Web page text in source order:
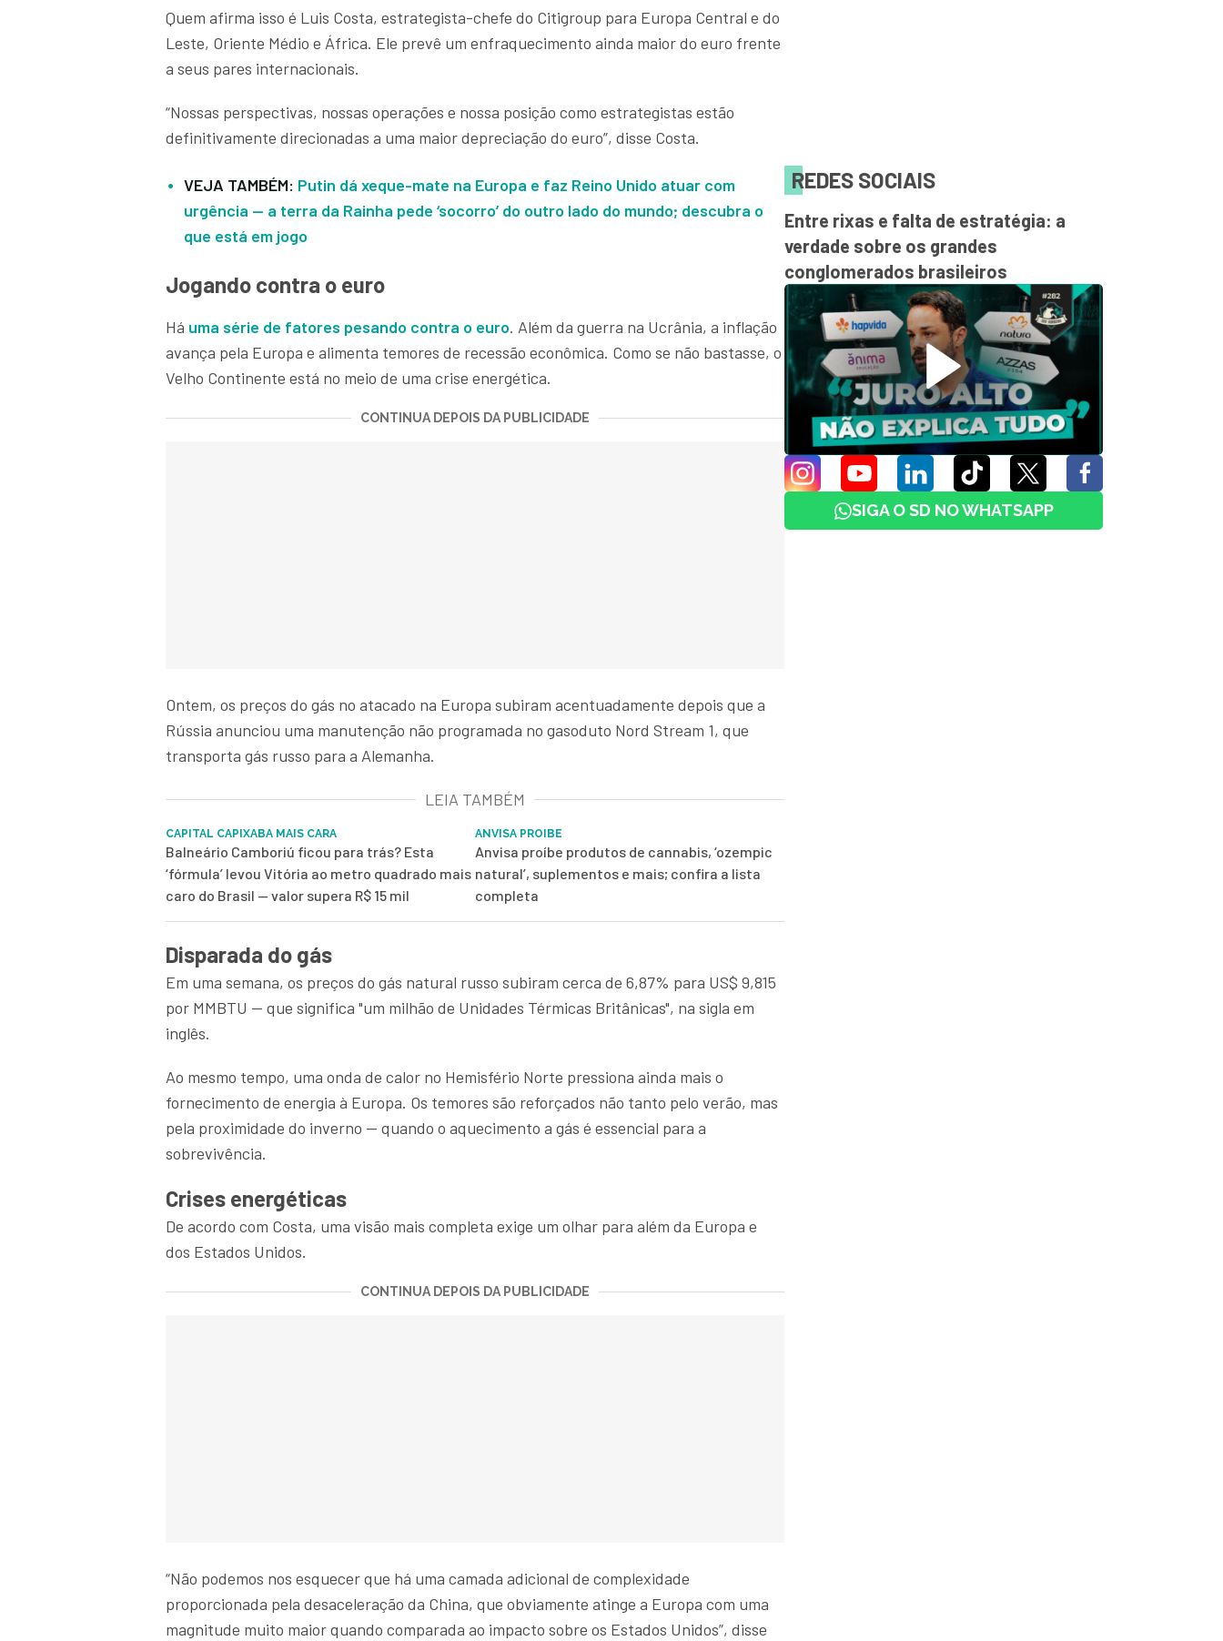
Quem afirma isso é Luis Costa, estrategista-chefe do Citigroup para Europa Central e do
Leste, Oriente Médio e África. Ele prevê um enfraquecimento ainda maior do euro frente
a seus pares internacionais.
“Nossas perspectivas, nossas operações e nossa posição como estrategistas estão
definitivamente direcionadas a uma maior depreciação do euro”, disse Costa.
VEJA TAMBÉM: Putin dá xeque-mate na Europa e faz Reino Unido atuar com
urgência — a terra da Rainha pede ‘socorro’ do outro lado do mundo; descubra o
que está em jogo
Jogando contra o euro
Há uma série de fatores pesando contra o euro. Além da guerra na Ucrânia, a inflação
avança pela Europa e alimenta temores de recessão econômica. Como se não bastasse, o
Velho Continente está no meio de uma crise energética.
CONTINUA DEPOIS DA PUBLICIDADE
Ontem, os preços do gás no atacado na Europa subiram acentuadamente depois que a
Rússia anunciou uma manutenção não programada no gasoduto Nord Stream 1, que
transporta gás russo para a Alemanha.
LEIA TAMBÉM
CAPITAL CAPIXABA MAIS CARA
Balneário Camboriú ficou para trás? Esta
‘fórmula’ levou Vitória ao metro quadrado mais
caro do Brasil — valor supera R$ 15 mil
ANVISA PROIBE
Anvisa proíbe produtos de cannabis, ‘ozempic
natural’, suplementos e mais; confira a lista
completa
Disparada do gás
Em uma semana, os preços do gás natural russo subiram cerca de 6,87% para US$ 9,815
por MMBTU — que significa "um milhão de Unidades Térmicas Britânicas", na sigla em
inglês.
Ao mesmo tempo, uma onda de calor no Hemisfério Norte pressiona ainda mais o
fornecimento de energia à Europa. Os temores são reforçados não tanto pelo verão, mas
pela proximidade do inverno — quando o aquecimento a gás é essencial para a
sobrevivência.
Crises energéticas
De acordo com Costa, uma visão mais completa exige um olhar para além da Europa e
dos Estados Unidos.
CONTINUA DEPOIS DA PUBLICIDADE
“Não podemos nos esquecer que há uma camada adicional de complexidade
proporcionada pela desaceleração da China, que obviamente atinge a Europa com uma
magnitude muito maior quando comparada ao impacto sobre os Estados Unidos”, disse
REDES SOCIAIS
Entre rixas e falta de estratégia: a
verdade sobre os grandes
conglomerados brasileiros
SIGA O SD NO WHATSAPP